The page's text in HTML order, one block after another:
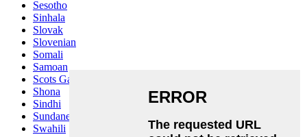
Sesotho
Sinhala
Slovak
Slovenian
Somali
Samoan
Scots Gaelic
Shona
Sindhi
Sundanese
Swahili